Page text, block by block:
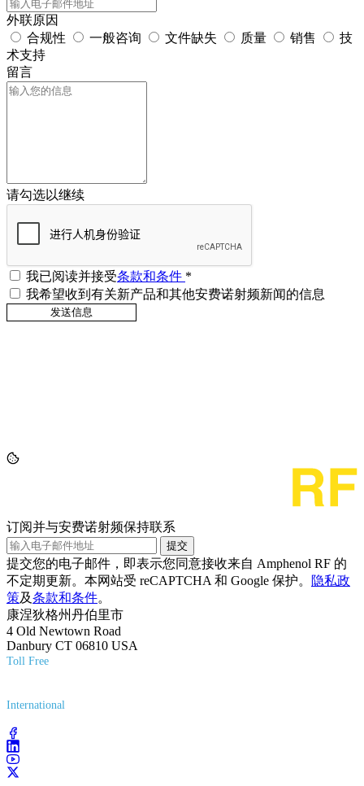
外联原因
合规性
一般咨询 文件缺失 质量 销售
技
术支持
留言
请勾选以继续
我已阅读并接受条款和条件 *
我希望收到有关新产品和其他安费诺射频新闻的信息
订阅并与安费诺射频保持联系
提交
提交您的电子邮件，即表示您同意接收来自 Amphenol RF 的
不定期更新。本网站受 reCAPTCHA 和 Google 保护。
隐私政
策及条款和条件。
康涅狄格州丹伯里市
4 Old Newtown Road
Danbury CT 06810 USA
Toll Free
International